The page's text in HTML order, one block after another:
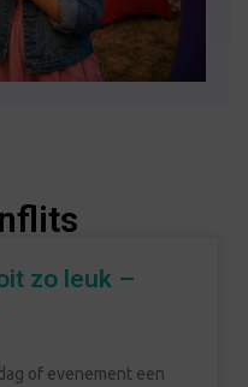
zo leuk –
of evenement een